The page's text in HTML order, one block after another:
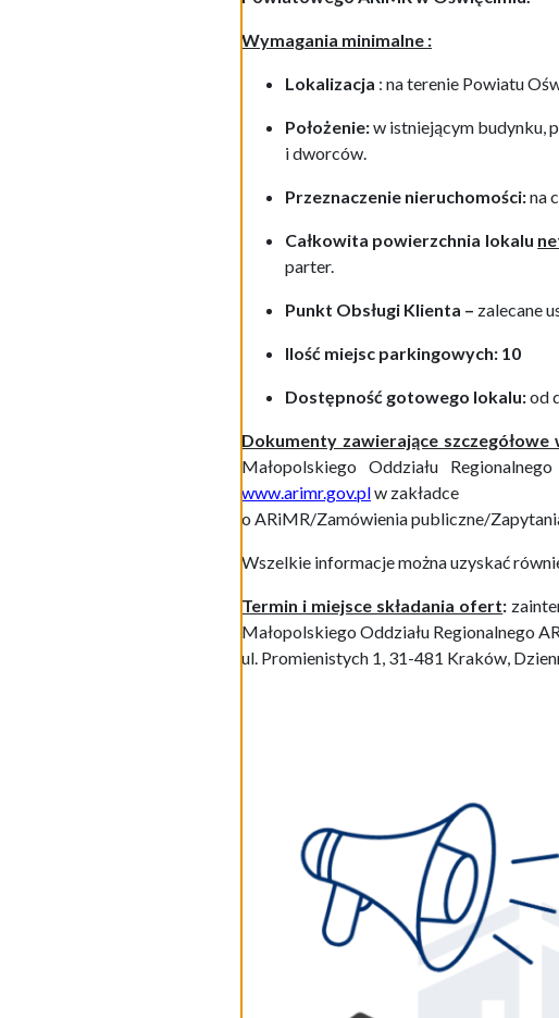
Wymagania minimalne :
Lokalizacja : na terenie Powiatu
Położenie:w istniejącym budynku,
i dworców.
Przeznaczenie nieruchomości:na
Całkowita powierzchnia lokalu
parter.
Punkt Obsługi Klienta – zalecane
Ilość miejsc parkingowych: 10
Dostępność gotowego lokalu:od
Dokumenty zawierające szczegółowe
Małopolskiego Oddziału
www.arimr.gov.plw zakładce
o ARiMR/Zamówienia publiczne/
Wszelkie informacjemożna uzyskać
Termin i miejsce składania ofert:
Małopolskiego Oddziału Regionalnego
ul. Promienistych 1, 31-481 Kraków,